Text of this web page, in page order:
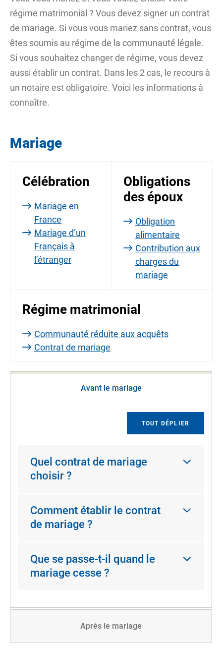
régime matrimonial ? Vous devez signer un contrat
de mariage. Si vous vous mariez sans contrat, vous
êtes soumis au régime de la communauté légale.
Si vous souhaitez changer de régime, vous devez
aussi établir un contrat. Dans les 2 cas, le recours à
un notaire est obligatoire. Voici les informations à
connaître.
Mariage
Célébration
Mariage en
France
Mariage d’un
Français à
l’étranger
Obligations
des époux
Obligation
alimentaire
Contribution aux
charges du
mariage
Régime matrimonial
Communauté réduite aux acquêts
Contrat de mariage
Avant le mariage
TOUT DÉPLIER
Quel contrat de mariage
choisir ?
Comment établir le contrat
de mariage ?
Que se passe-t-il quand le
mariage cesse ?
Après le mariage